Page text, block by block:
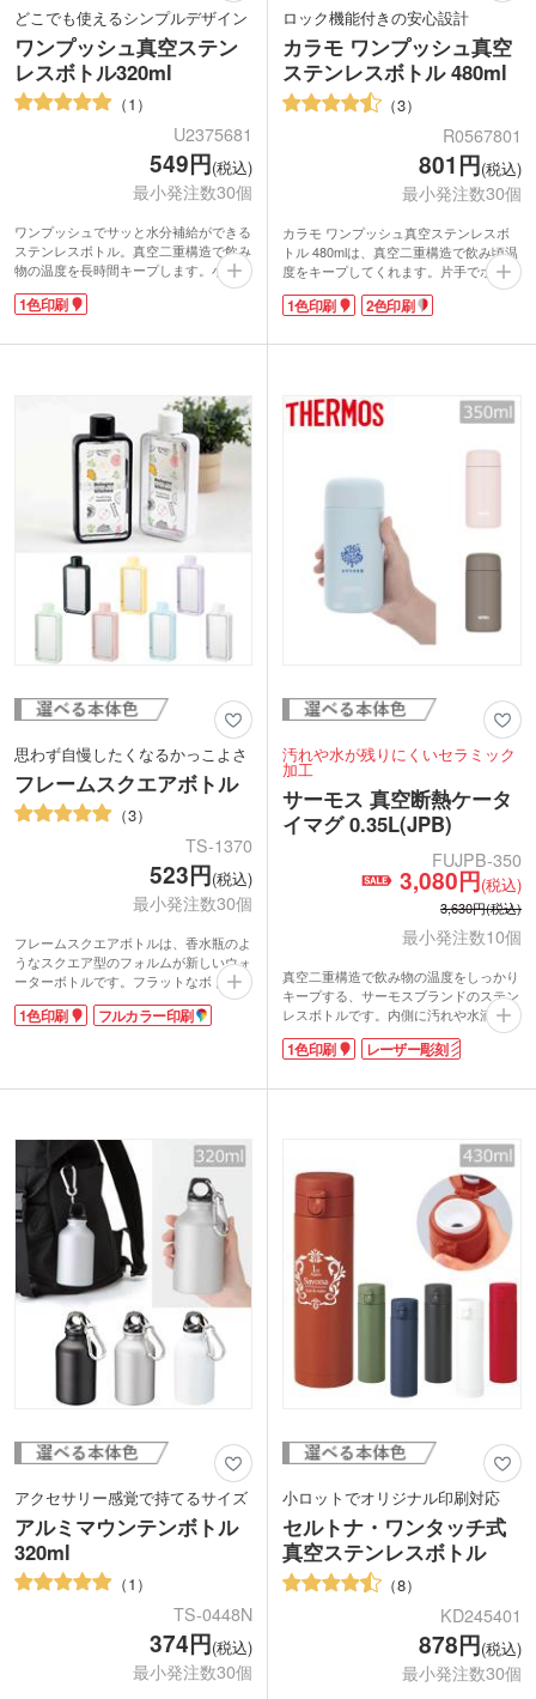
どこでも使えるシンプルデザイン
ワンプッシュ真空ステン
レスボトル320ml
1
U2375681
549円(税込)
最小発注数30個
ワンプッシュでサッと水分補給ができる
ステンレスボトル。真空二重構造で飲み
物の温度を長時間キープします。小さめ
バッグにも入れやすいコンパクトな
320mlサイズ。プッシュボタンを上にス
す。
お使いいただけます。企業やブランドロ
ゴを入れた記念品制作にいかがでしょう
1色印刷
ロック機能付きの安心設計
カラモ ワンプッシュ真空
ステンレスボトル 480ml
3
R0567801
801円(税込)
最小発注数30個
カラモ ワンプッシュ真空ステンレスボ
トル 480mlは、真空二重構造で飲み頃温
度をキープしてくれます。片手でポンっ
と蓋を開けられるワンタッチ式です。そ
のまま口を付けて飲めるので、手軽に水
機能付きで、誤って蓋が開くのを防ぐ安
用しています。エコ需要が高まる今、長
くお使いいただけるノベルティはお客様
入れすれば、販促効果も期待できます。
1色印刷 2色印刷
思わず自慢したくなるかっこよさ
フレームスクエアボトル
3
TS-1370
523円(税込)
最小発注数30個
フレームスクエアボトルは、香水瓶のよ
うなスクエア型のフォルムが新しいウォ
ーターボトルです。フラットなボトル形
状で、オリジナル印刷の範囲が広くSNS
映えも確実!1色またはフルカラー印刷が
の制作や、ライブグッズにもおすすめ。
て洗剤やシャンプー・リンスを入れるの
にも使えます。自作のハーバリウムを作
ってインテリアにしても可愛いですよ。
フレームは分解できるため、お手入れも
簡単！使い勝手の良さとデザインを両立
した、オリジナルボトルが製作できま
1色印刷 フルカラー印刷
汚れや水が残りにくいセラミック
加工
サーモス 真空断熱ケータ
イマグ 0.35L(JPB)
FUJPB-350
3,080円(税込)
3,630円(税込)
最小発注数10個
真空二重構造で飲み物の温度をしっかり
キープする、サーモスブランドのステン
レスボトルです。内側に汚れや水滴が残
りにくいセラミック加工を採用し、丸ご
と食洗機対応なのでお手入れ簡単。小さ
で、お子さまやシニア世代の方も使いや
側面に1色印刷かレーザー彫刻で名入れ
可能。周年記念品や卒業記念品などにい
かがでしょうか。
1色印刷 レーザー彫刻
アクセサリー感覚で持てるサイズ
アルミマウンテンボトル
320ml
1
TS-0448N
374円(税込)
最小発注数30個
小ロットでオリジナル印刷対応
セルトナ・ワンタッチ式
真空ステンレスボトル
8
KD245401
878円(税込)
最小発注数30個